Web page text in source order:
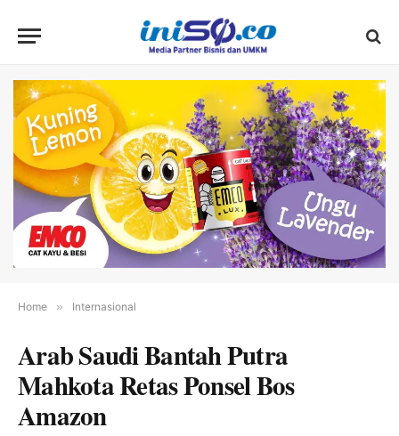
Home » Internasional
Arab Saudi Bantah Putra
Mahkota Retas Ponsel Bos
Amazon